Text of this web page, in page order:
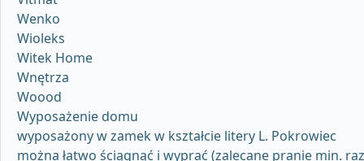
Wenko
Wioleks
Witek Home
Wnętrza
Woood
Wyposażenie domu
wyposażony w zamek w kształcie litery L. Pokrowiec
można łatwo ściągnąć i wyprać (zalecane pranie min. raz